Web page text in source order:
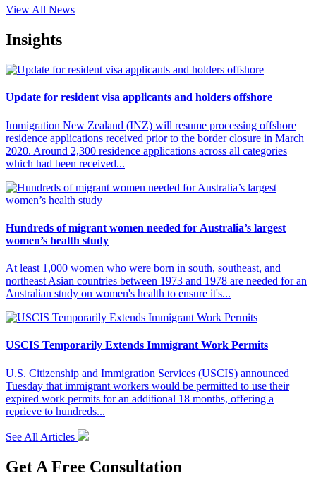
View All News
Insights
Update for resident visa applicants and holders offshore
Immigration New Zealand (INZ) will resume processing offshore
residence applications received prior to the border closure in March
2020. Around 2,300 residence applications across all categories
which had been received...
Hundreds of migrant women needed for Australia’s largest
women’s health study
At least 1,000 women who were born in south, southeast, and
northeast Asian countries between 1973 and 1978 are needed for an
Australian study on women's health to ensure it's...
USCIS Temporarily Extends Immigrant Work Permits
U.S. Citizenship and Immigration Services (USCIS) announced
Tuesday that immigrant workers would be permitted to use their
expired work permits for an additional 18 months, offering a
reprieve to hundreds...
See All Articles
Get A Free Consultation